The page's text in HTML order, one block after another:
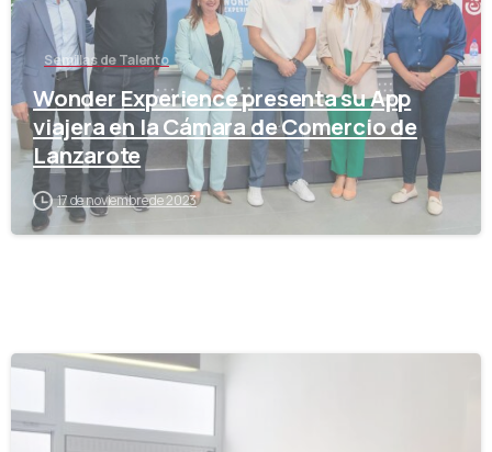
Semillas de Talento
Wonder Experience presenta su App
viajera en la Cámara de Comercio de
Lanzarote
17 de noviembre de 2023